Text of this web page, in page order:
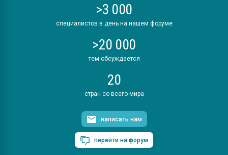
>3 000
специалистов в день на нашем форуме
>20 000
тем обсуждается
20
стран со всего мира
написать нам
перейти на форум